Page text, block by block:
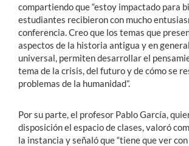
compartiendo que “estoy impactado para
estudiantes recibieron con mucho
conferencia. Creo que los temas que
aspectos de la historia antigua y en
universal, permiten desarrollar el
tema de la crisis, del futuro y de cómo se
problemas de la humanidad”.
Por su parte, el profesor Pablo García,
disposición el espacio de clases, valoró
la instancia y señaló que “tiene que ver